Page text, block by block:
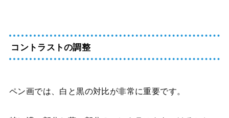
コントラストの調整
ペン画では、白と黒の対比が非常に重要です。